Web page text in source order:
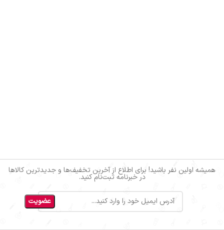
همیشه اولین نفر باشید! برای اطلاع از آخرین تخفیف‌ها و جدیدترین کالاها
در خبرنامه ثبت‌نام کنید.